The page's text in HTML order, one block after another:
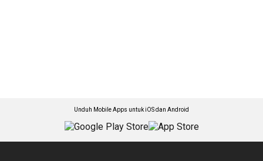
Unduh Mobile Apps untuk iOS dan Android